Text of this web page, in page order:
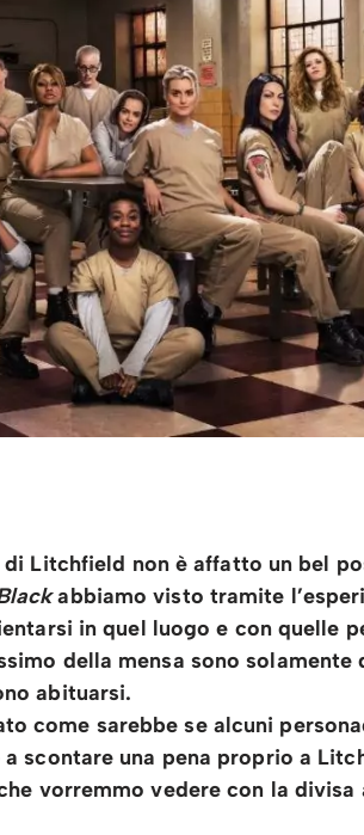
Litchfield non è affatto un bel
abbiamo visto tramite
in quel luogo e con quelle
della mensa sono
abituarsi.
come sarebbe se alcuni
scontare una pena proprio a
vorremmo vedere con la divisa